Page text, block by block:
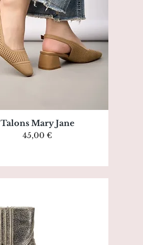
Aperçu rapide
Talons Mary Jane
Prix
45,00 €